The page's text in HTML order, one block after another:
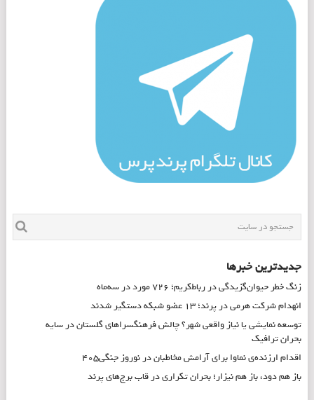
جدیدترین خبرها
زنگ خطر حیوان‌گزیدگی در رباط‌کریم؛ ۷۲۶ مورد در سه‌ماه
انهدام شرکت هرمی در پرند؛ ۱۳ عضو شبکه دستگیر شدند
توسعه نمایشی یا نیاز واقعی شهر؟ چالش فرهنگسراهای گلستان در سایه
بحران ترافیک
اقدام ارزنده‌ی نماوا برای آرامش مخاطبان در نوروز جنگی۴۰۵
باز هم دود، باز هم نیزار؛ بحران تکراری در قاب برج‌های پرند